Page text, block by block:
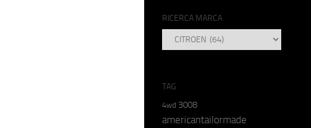
RICERCA MARCA
RICERCA
MARCA
TAG
4wd 3008
americantailormade